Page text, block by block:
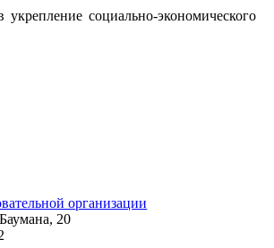
социально-экономического
организации
20